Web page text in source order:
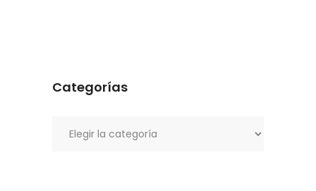
Categorías